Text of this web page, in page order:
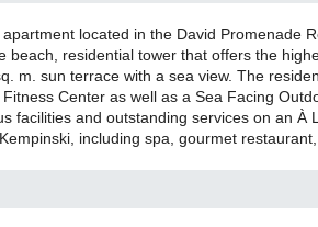
located in the David Promenade
beach, residential tower that offers the
m. sun terrace with a sea view. The
Center as well as a Sea Facing
facilities and outstanding services on an À
including spa, gourmet